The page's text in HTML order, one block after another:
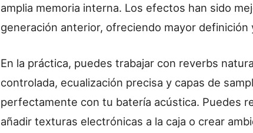
amplia memoria interna. Los efectos han sido
generación anterior, ofreciendo mayor definición
En la práctica, puedes trabajar con reverbs
controlada, ecualización precisa y capas de
perfectamente con tu batería acústica. Puedes
añadir texturas electrónicas a la caja o crear